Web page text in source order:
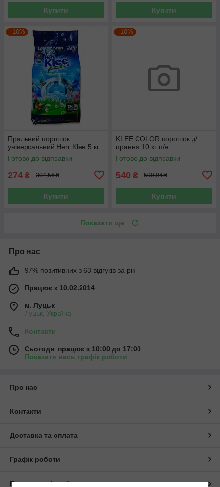
Купити Купити
–10%
Пральний порошок
універсальний Herr Klee 5 кг
Готово до відправки
274 ₴ 304,56 ₴
Купити
–10%
KLEE COLOR порошок д/
прання 10 кг п/е
Готово до відправки
540 ₴ 599,94 ₴
Купити
Показати ще
Про нас
97% позитивних з 63 відгуків за рік
Працює з 10.02.2014
м. Луцьк
Луцьк, Україна
Контакти
Сьогодні працює з 10:00 до 17:00
Показати весь графік роботи
Про нас
Контакти
Доставка та оплата
Графік роботи
Повна версія сайту